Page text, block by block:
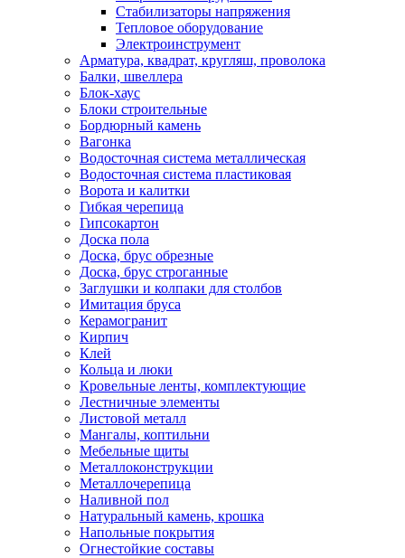
Стабилизаторы напряжения
Тепловое оборудование
Электроинструмент
Арматура, квадрат, кругляш, проволока
Балки, швеллера
Блок-хаус
Блоки строительные
Бордюрный камень
Вагонка
Водосточная система металлическая
Водосточная система пластиковая
Ворота и калитки
Гибкая черепица
Гипсокартон
Доска пола
Доска, брус обрезные
Доска, брус строганные
Заглушки и колпаки для столбов
Имитация бруса
Керамогранит
Кирпич
Клей
Кольца и люки
Кровельные ленты, комплектующие
Лестничные элементы
Листовой металл
Мангалы, коптильни
Мебельные щиты
Металлоконструкции
Металлочерепица
Наливной пол
Натуральный камень, крошка
Напольные покрытия
Огнестойкие составы